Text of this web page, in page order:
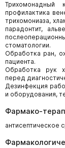
Трихомонадный
профилактика
трихомониаза,
парадонтит,
стоматологии.
Обработка ран,
пациента.
Обработка рук
перед
Дезинфекция
и оборудования,
Фармако-
антисептическое